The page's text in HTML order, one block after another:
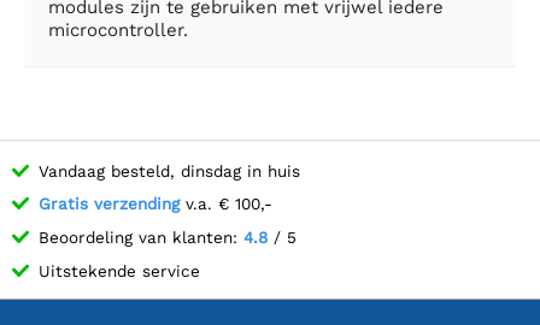
modules zijn te gebruiken met vrijwel iedere
microcontroller.
Vandaag besteld, dinsdag in huis
Gratis verzendingv.a. € 100,-
Beoordeling van klanten: 4.8 / 5
Uitstekende service